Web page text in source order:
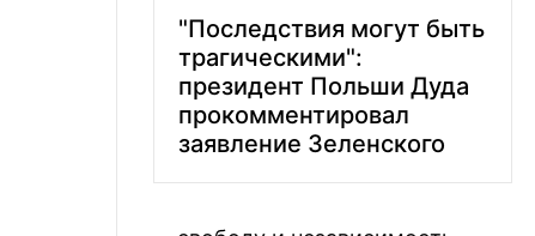
"Последствия могут быть
трагическими":
президент Польши Дуда
прокомментировал
заявление Зеленского